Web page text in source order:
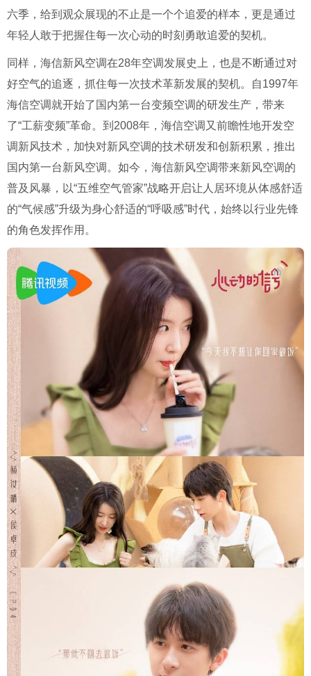
六季，给到观众展现的不止是一个个追爱的样本，更是通过
年轻人敢于把握住每一次心动的时刻勇敢追爱的契机。
同样，海信新风空调在28年空调发展史上，也是不断通过对
好空气的追逐，抓住每一次技术革新发展的契机。自1997年
海信空调就开始了国内第一台变频空调的研发生产，带来
了“工薪变频”革命。到2008年，海信空调又前瞻性地开发空
调新风技术，加快对新风空调的技术研发和创新积累，推出
国内第一台新风空调。如今，海信新风空调带来新风空调的
普及风暴，以“五维空气管家”战略开启让人居环境从体感舒适
的“气候感”升级为身心舒适的“呼吸感”时代，始终以行业先锋
的角色发挥作用。